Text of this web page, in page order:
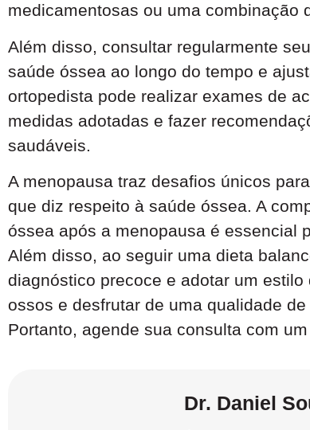
medicamentosas ou uma combinação
Além disso, consultar regularmente
saúde óssea ao longo do tempo e
ortopedista pode realizar exames de
medidas adotadas e fazer
saudáveis.
A menopausa traz desafios únicos
que diz respeito à saúde óssea. A
óssea após a menopausa é essencial
Além disso, ao seguir uma dieta
diagnóstico precoce e adotar um
ossos e desfrutar de uma qualidade
Portanto, agende sua consulta com
Dr. Daniel